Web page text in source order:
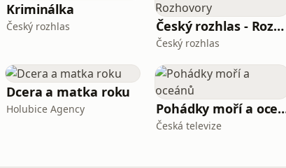
Kriminálka
Český rozhlas Český rozhlas - Rozhovory
Český rozhlas
Dcera a matka roku
Holubice Agency Pohádky
Česká televize